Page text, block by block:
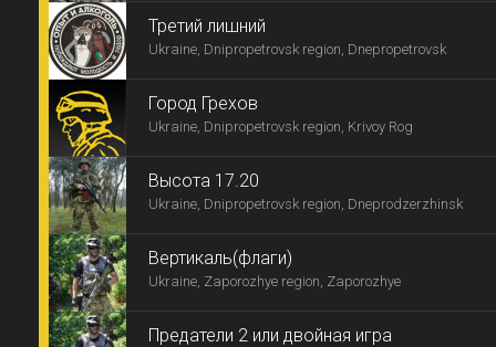
Третий лишний
Ukraine, Dnipropetrovsk region, Dnepropetrovsk
Город Грехов
Ukraine, Dnipropetrovsk region, Krivoy Rog
Высота 17.20
Ukraine, Dnipropetrovsk region, Dneprodzerzhinsk
Вертикаль(флаги)
Ukraine, Zaporozhye region, Zaporozhye
Предатели 2 или двойная игра